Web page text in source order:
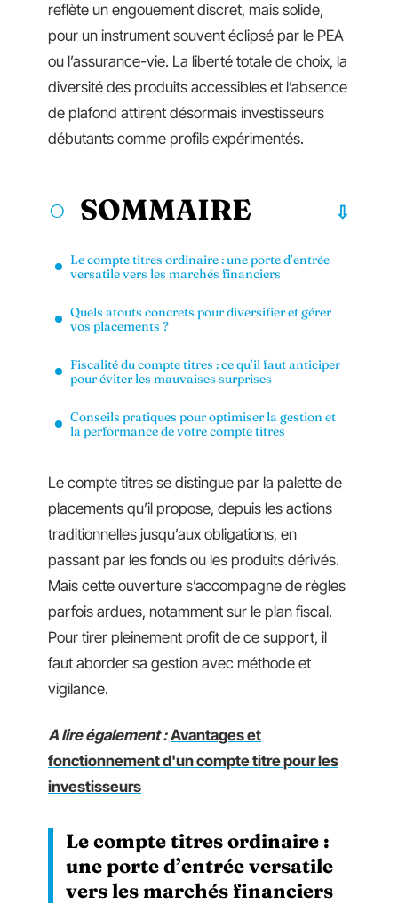
reflète un engouement discret, mais solide,
pour un instrument souvent éclipsé par le PEA
ou l’assurance-vie. La liberté totale de choix, la
diversité des produits accessibles et l’absence
de plafond attirent désormais investisseurs
débutants comme profils expérimentés.
SOMMAIRE
Le compte titres ordinaire : une porte d’entrée
versatile vers les marchés financiers
Quels atouts concrets pour diversifier et gérer
vos placements ?
Fiscalité du compte titres : ce qu’il faut anticiper
pour éviter les mauvaises surprises
Conseils pratiques pour optimiser la gestion et
la performance de votre compte titres
Le compte titres se distingue par la palette de
placements qu’il propose, depuis les actions
traditionnelles jusqu’aux obligations, en
passant par les fonds ou les produits dérivés.
Mais cette ouverture s’accompagne de règles
parfois ardues, notamment sur le plan fiscal.
Pour tirer pleinement profit de ce support, il
faut aborder sa gestion avec méthode et
vigilance.
A lire également : Avantages et
fonctionnement d'un compte titre pour les
investisseurs
Le compte titres ordinaire :
une porte d’entrée versatile
vers les marchés financiers